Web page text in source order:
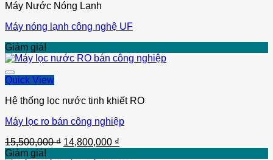
Máy Nước Nóng Lạnh
Máy nóng lạnh công nghệ UF
Giảm giá!
Quick View
Hệ thống lọc nước tinh khiết RO
Máy lọc ro bán công nghiệp
15,500,000₫ Giá
14,800,000 ₫
Giảm giá!